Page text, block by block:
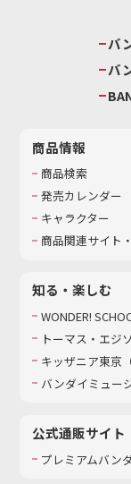
バ
バ
商品情報
商品検索
発売カレンダー
キャラクター
商品関連サイト
知る・楽しむ
WONDER!
トーマス・エジ
キッザニア東京
バンダイミュー
公式通販サイト
プレミアムバン